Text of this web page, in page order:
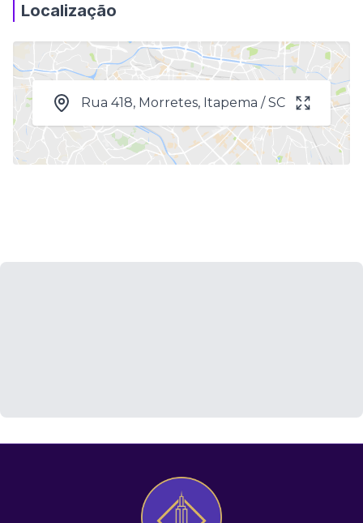
Localização
Rua 418, Morretes, Itapema / SC